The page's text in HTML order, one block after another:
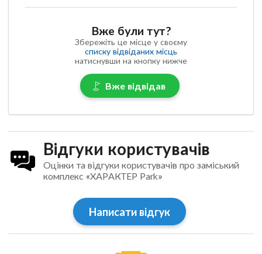
Вже були тут?
Збережіть це місце у своєму
списку відвіданих місць
натиснувши на кнопку нижче
Вже відвідав
Відгуки користувачів
Оцінки та відгуки користувачів про заміський
комплекс «ХАРАКТЕР Park»
Написати відгук